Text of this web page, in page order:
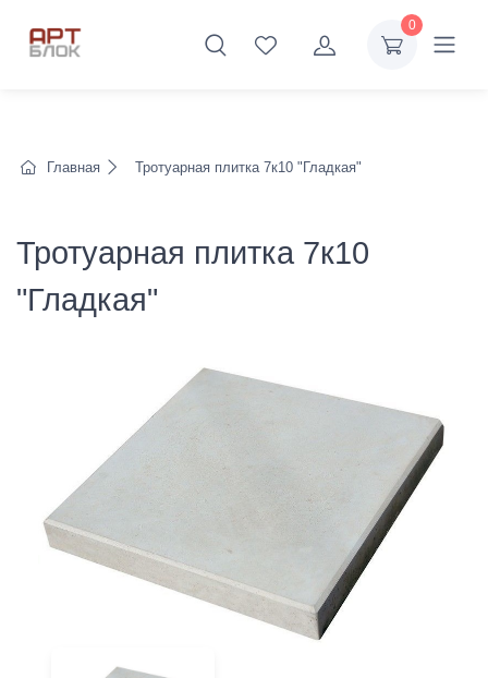
0
Главная Тротуарная плитка 7к10 "Гладкая"
Тротуарная плитка 7к10
"Гладкая"